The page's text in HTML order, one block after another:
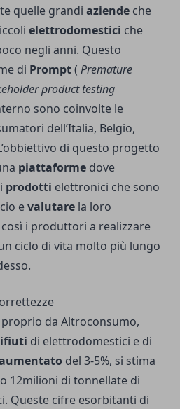
quelle grandi aziende che
elettrodomestici che
negli anni. Questo
di Prompt( Premature
product testing
sono coinvolte le
dell’Italia, Belgio,
di questo progetto
piattaforme dove
prodotti elettronici che sono
evalutare la loro
i produttori a realizzare
ciclo di vita molto più lungo
da Altroconsumo,
di elettrodomestici e di
del 3-5%, si stima
12milioni di tonnellate di
Queste cifre esorbitanti di